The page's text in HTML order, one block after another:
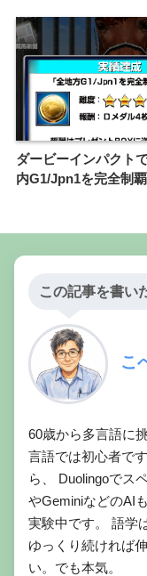
ダービーインパクト
内G1/Jpn1を完全制覇
この記事を書い
こ
60歳から多言語に
言語では初心者で
ら、 Duolingoでス
やGeminiなどのAI
実験中です。 語学
ゆっくり続ければ
い。でも本気。